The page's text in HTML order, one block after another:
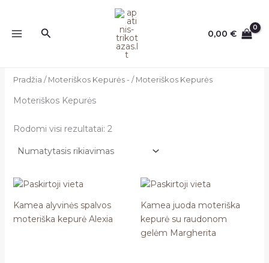
turinio
Paieška 0,00€
Pradžia / Moteriškos Kepurės - / Moteriškos Kepurės
Moteriškos Kepurės
Rodomi visi rezultatai: 2
Kamea alyvinės spalvos
moteriška kepurė Alexia
Kamea juoda moteriška
kepurė su raudonom
gelėm Margherita